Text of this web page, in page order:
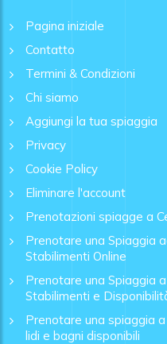
Pagina iniziale
Contatto
Termini & Condizioni
Chi siamo
Aggiungi la tua spiaggia
Privacy
Cookie Policy
Eliminare l'account
Prenotazioni spiagge a
Prenotare una Spiaggia
Stabilimenti Online
Prenotare una Spiaggia
Stabilimenti e
Prenotare una spiaggia
lidi e bagni disponibili